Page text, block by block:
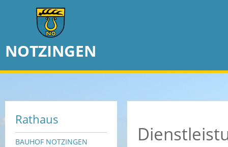
NOTZINGEN
Rathaus
BAUHOF NOTZINGEN